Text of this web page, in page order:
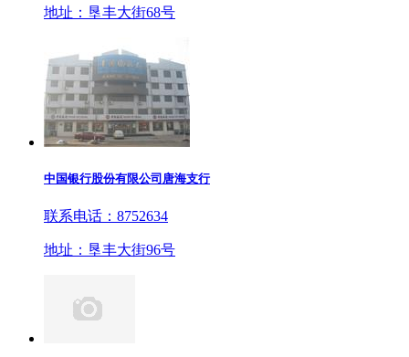
地址：垦丰大街68号
中国银行股份有限公司唐海支行
联系电话：8752634
地址：垦丰大街96号